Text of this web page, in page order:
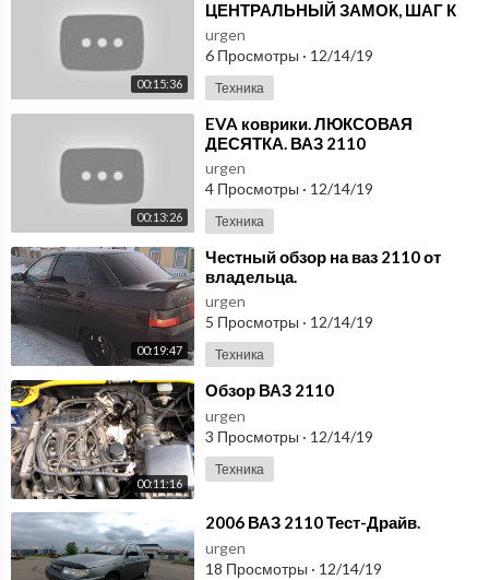
00:15:36
ЦЕНТРАЛЬНЫЙ ЗАМОК, ШАГ К
ЛЮКСУ.
urgen
6 Просмотры · 12/14/19
Техника
00:13:26
⁣EVA коврики. ЛЮКСОВАЯ
ДЕСЯТКА. ВАЗ 2110
urgen
4 Просмотры · 12/14/19
Техника
00:19:47
⁣Честный обзор на ваз 2110 от
владельца.
urgen
5 Просмотры · 12/14/19
Техника
00:11:16
⁣Обзор ВАЗ 2110
urgen
3 Просмотры · 12/14/19
Техника
⁣2006 ВАЗ 2110 Тест-Драйв.
urgen
18 Просмотры · 12/14/19